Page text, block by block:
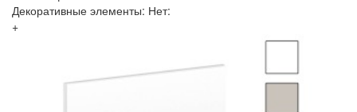
Декоративные элементы: Нет:
+